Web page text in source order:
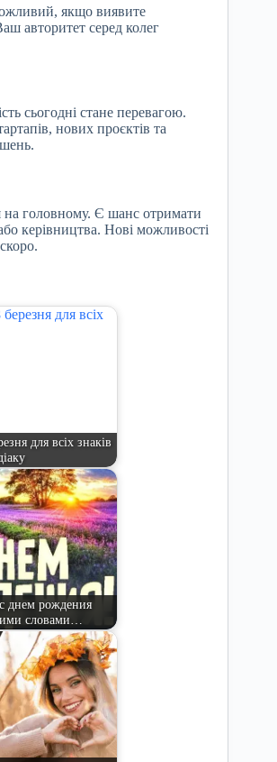
якщо виявите
авторитет серед колег
сьогодні стане перевагою.
нових проєктів та
на головному. Є шанс отримати
керівництва. Нові можливості
для всіх знаків
днем рождения
словами…